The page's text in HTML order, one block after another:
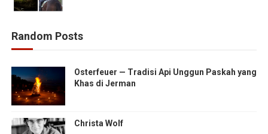
Random Posts
Osterfeuer — Tradisi Api Unggun Paskah yang
Khas di Jerman
Christa Wolf